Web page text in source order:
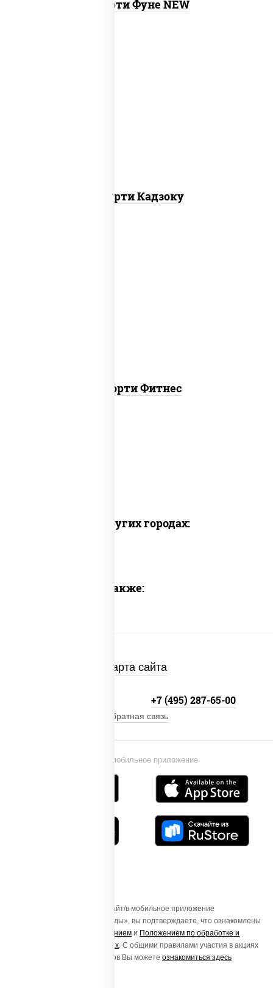
Ассорти Фуне NEW
Ассорти Кадзоку
Ассорти Фитнес
Доставка в других городах:
Предлагаем также:
Карта сайта
Установи мобильное приложение
+7 (495) 287-65-00
Обратная связь
Осуществляя вход на этот Сайт/в мобильное приложение
«ПиццаСушиВок - доставка еды», вы подтверждаете, что ознакомлены
Пользовательским соглашением и Положением по обработке и
защите персональных данных. С общими правилами участия в акциях
и порядке получения подарков Вы можете ознакомиться здесь